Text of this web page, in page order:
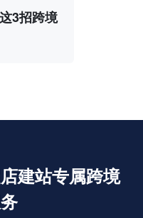
3招跨境
建站专属跨境